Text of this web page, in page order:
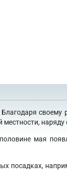
своему
мая
посадках,